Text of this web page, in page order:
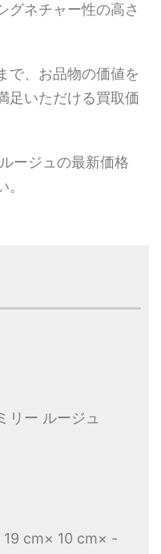
グネチャー性の高さ
で、お品物の価値を
足いただける買取価
ージュの最新価格
リー ルージュ
cm× 10 cm× -